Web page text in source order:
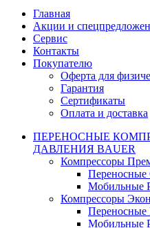
Главная
Акции и
Сервис
Контакты
Покупателю
Оферта для
Гарантия
Сертификаты
Оплата и доставка
ПЕРЕНОСНЫЕ
ДАВЛЕНИЯ BAUER
Компрессоры
Переносные
Мобильные
Компрессоры
Переносные
Мобильные